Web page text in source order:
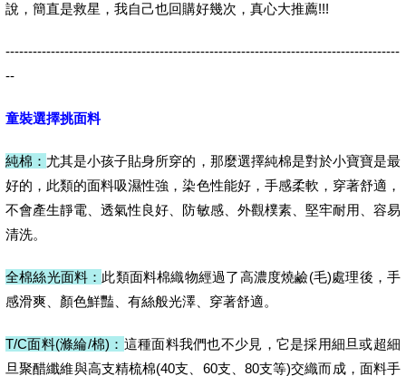
說，簡直是救星，我自己也回購好幾次，真心大推薦!!!
---------------------------------------------------------------------------------------
--
童裝選擇挑面料
純棉： 尤其是小孩子貼身所穿的，那麼選擇純棉是對於小寶寶是最
好的，此類的面料吸濕性強，染色性能好，手感柔軟，穿著舒適，
不會產生靜電、透氣性良好、防敏感、外觀樸素、堅牢耐用、容易
清洗。
全棉絲光面料： 此類面料棉織物經過了高濃度燒鹼(毛)處理後，手
感滑爽、顏色鮮豔、有絲般光澤、穿著舒適。
T/C面料(滌綸/棉)： 這種面料我們也不少見，它是採用細旦或超細
旦聚醋纖維與高支精梳棉(40支、60支、80支等)交織而成，面料手